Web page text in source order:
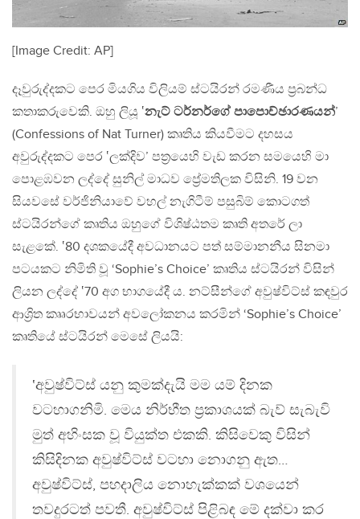
[Image Credit: AP]
දෑවුරුද්දකට පෙර මියගිය විලියම් ස්ටයිරන් රමණීය ප්‍රබන්ධ
කතාකරුවෙකි. ඔහු ලියූ ‛නැට් ටර්නර්ගේ පාපොච්ඡාරණයන්’
(Confessions of Nat Turner) කෘතිය කියවීමට දහසය
අවුරුද්දකට පෙර ‛ලක්දිව’ පත්‍රයෙහි වැඩ කරන සමයෙහි මා
පොළඹවන ලද්දේ සුනිල් මාධව ප්‍රේමතිලක විසිනි. 19 වන
සියවසේ වර්ජිනියාවේ වහල් නැගිටීම් පසුබිම් කොටගත්
ස්ටයිරන්ගේ කෘතිය ඔහුගේ විශිෂ්ඨතම කෘති අතරේ ලා
සැළකේ. ‛80 දශකයේදී අවධානයට පත් සම්මානනීය සිනමා
පටයකට නිමිති වූ ‘Sophie’s Choice’ කෘතිය ස්ටයිරන් විසින්
ලියන ලද්දේ ‛70 අග භාගයේදී ය. නට්සීන්ගේ අවුෂ්විට්ස් කඳවුර
ආශ්‍රිත කෲරභාවයන් අවලෝකනය කරමින් ‘Sophie’s Choice’
කෘතියේ ස්ටයිරන් මෙසේ ලියයි:
‛අවුෂ්විට්ස් යනු කුමක්දැයි මම යම් දිනක
වටහාගනිමි. මෙය නිර්භීත ප්‍රකාශයක් බැව් සැබැවි
මුත් අහිංසක වූ වියුක්ත එකකි. කිසිවෙකු විසින්
කිසිදිනක අවුෂ්විට්ස් වටහා නොගනු ඇත…
අවුෂ්විට්ස්, පහදාලිය නොහැක්කක් වශයෙන්
තවදුරටත් පවතී. අවුෂ්විට්ස් පිළිබඳ මේ දක්වා කර